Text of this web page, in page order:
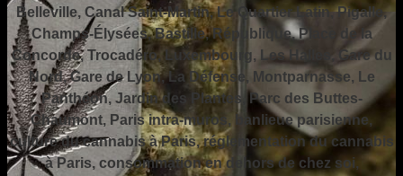
Belleville, Canal Saint-Martin, Le Quartier Latin, Pigalle,
Champs-Élysées, Bastille, République, Place de la
Concorde, Trocadéro, Luxembourg, Les Halles, Gare du
Nord, Gare de Lyon, La Défense, Montparnasse, Le
Panthéon, Jardin des Plantes, Parc des Buttes-
Chaumont, Paris intra-muros, banlieue parisienne,
culture du cannabis à Paris, réglementation du cannabis
à Paris, consommation en dehors de chez soi,